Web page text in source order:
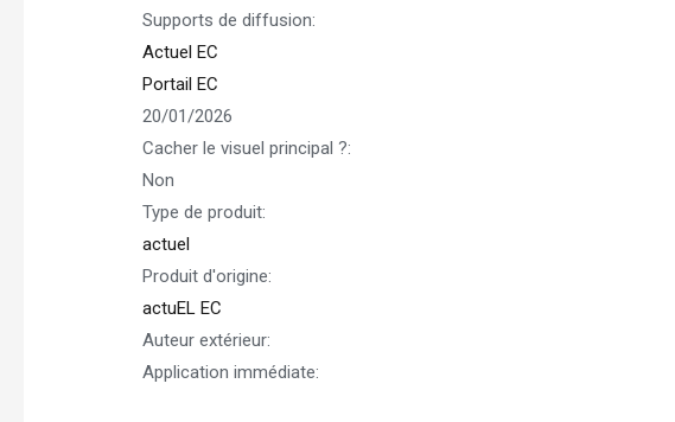
Supports de diffusion:
Actuel EC
Portail EC
20/01/2026
Cacher le visuel principal ?:
Non
Type de produit:
actuel
Produit d'origine:
actuEL EC
Auteur extérieur:
Application immédiate: